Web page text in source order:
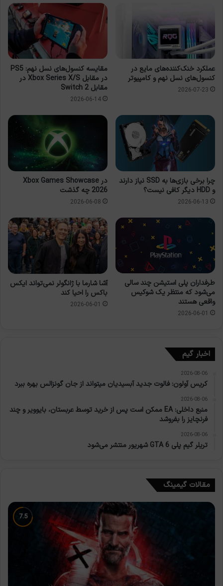
عملکرد خنک‌کننده‌های مایع در
کنسول‌های نسل نهم و کامپیوتر
2026-07-23
مقایسه کنسول‌های نسل نهم: PS5
در مقابل Xbox Series X/S در
مقابل Switch 2
2026-06-14
چرا برخی بازی‌ها به SSD نیاز دارند
و HDD دیگر کافی نیست؟
2026-06-13
در Xbox Games Showcase
2026 چه گذشت
2026-06-08
طرفداران پلی استیشن چند سالی
می‌شود که منتظر یک شوکیس
واقعی هستند
2026-06-01
آشا شارما با ژانگولر نمی‌تواند ایکس
باکس را احیا کند
2026-06-01
اخبار گیم
2026-08-06
کریس آولون: فالوت جدید آبسیدیان میتواند از جان گونزالس بهره ببرد
2026-08-06
منبع داخلی: EA ممکن است پس از خرید توسط عربستان، بایوویر و چند
فرنچایز را بفروشد
2026-08-06
تریلر گیم پلی GTA 6 شهریور منتشر می‌شود
مقالات گیمینگ